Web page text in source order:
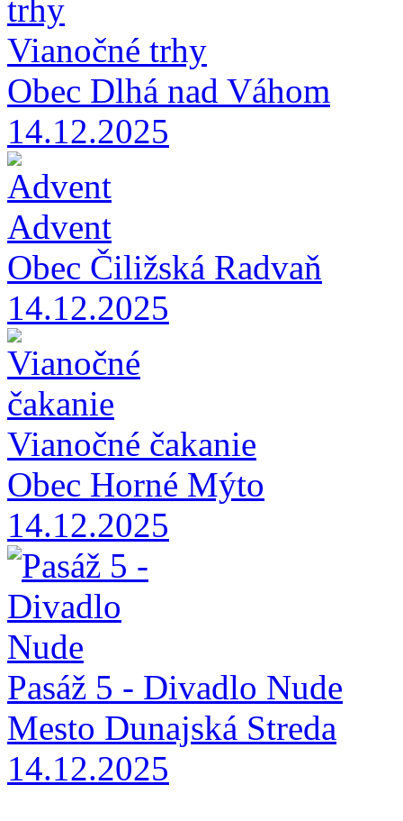
Vianočné trhy
Obec Dlhá nad Váhom
14.12.2025
Advent
Obec Čiližská Radvaň
14.12.2025
Vianočné čakanie
Obec Horné Mýto
14.12.2025
Pasáž 5 - Divadlo Nude
Mesto Dunajská Streda
14.12.2025